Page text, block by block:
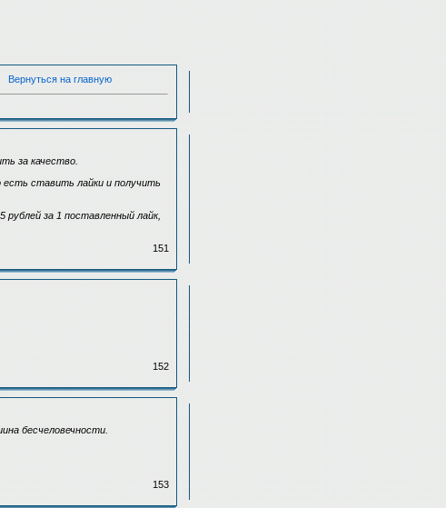
Вернуться на главную
за качество.
ставить лайки и получить
за 1 поставленный лайк,
151
152
бесчеловечности.
153